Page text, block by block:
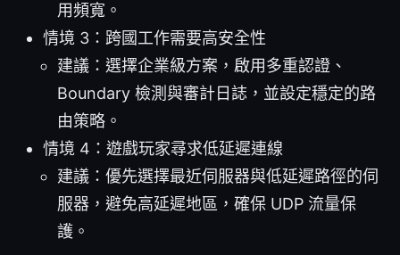
用頻寬。
情境 3：跨國工作需要高安全性
建議：選擇企業級方案，啟用多重認證、
Boundary 檢測與審計日誌，並設定穩定的路
由策略。
情境 4：遊戲玩家尋求低延遲連線
建議：優先選擇最近伺服器與低延遲路徑的伺
服器，避免高延遲地區，確保 UDP 流量保
護。